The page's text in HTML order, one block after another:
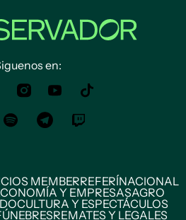
en:
MEMBERREFERÍNACIONAL
Y EMPRESASAGRO
CULTURA Y ESPECTÁCULOS
REMATES Y LEGALES